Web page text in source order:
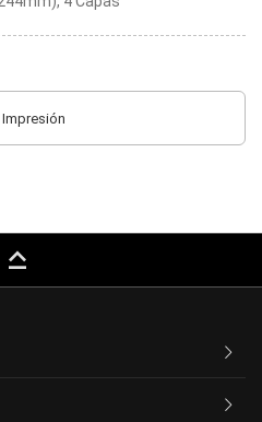
Impresión
keyboard_capslock